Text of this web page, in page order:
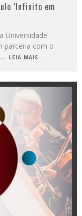
‘Infinito em
Universidade
parceria com o
... LEIA MAIS...